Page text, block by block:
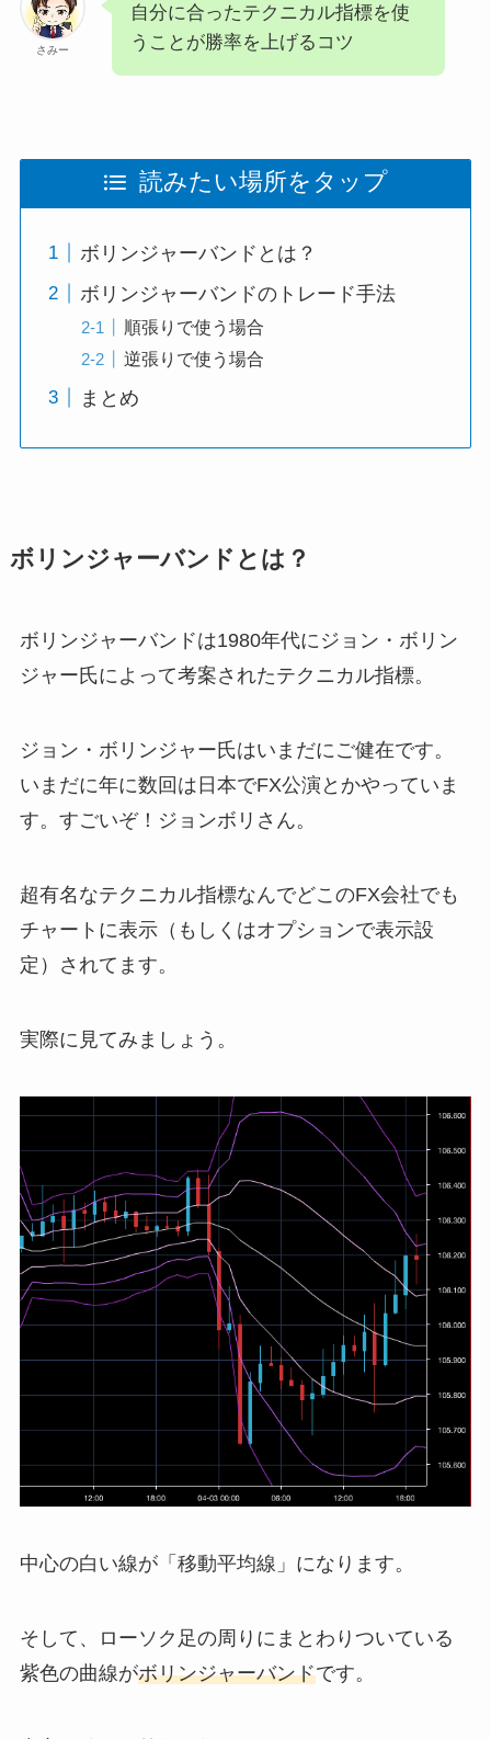
さみー
自分に合ったテクニカル指標を使
うことが勝率を上げるコツ
読みたい場所をタップ
ボリンジャーバンドとは？
ボリンジャーバンドのトレード手法
順張りで使う場合
逆張りで使う場合
まとめ
ボリンジャーバンドとは？
ボリンジャーバンドは1980年代にジョン・ボリン
ジャー氏によって考案されたテクニカル指標。
ジョン・ボリンジャー氏はいまだにご健在です。
いまだに年に数回は日本でFX公演とかやっていま
す。すごいぞ！ジョンボリさん。
超有名なテクニカル指標なんでどこのFX会社でも
チャートに表示（もしくはオプションで表示設
定）されてます。
実際に見てみましょう。
中心の白い線が「移動平均線」になります。
そして、ローソク足の周りにまとわりついている
紫色の曲線がボリンジャーバンドです。